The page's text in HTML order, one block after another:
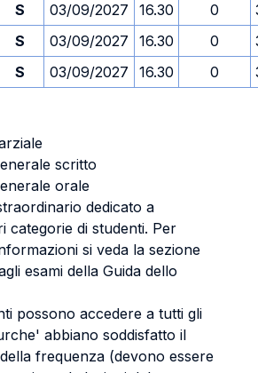
S 03/09/2027 16.30 0
S 03/09/2027 16.30 0
S 03/09/2027 16.30 0
scritto
orale
dedicato a
categorie di studenti. Per
si veda la sezione
esami della Guida dello
possono accedere a tutti gli
abbiano soddisfatto il
frequenza (devono essere